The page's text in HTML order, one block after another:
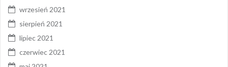
wrzesień 2021
sierpień 2021
lipiec 2021
czerwiec 2021